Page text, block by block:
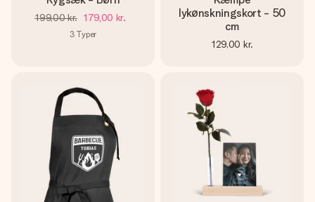
199,00 kr. 179,00 kr.
3 Typer
lykønskningskort - 50
cm
129,00 kr.